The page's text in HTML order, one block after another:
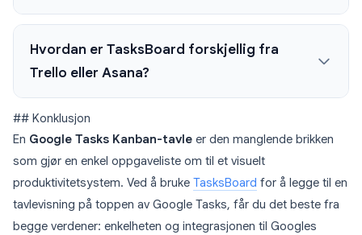
Hvordan er TasksBoard forskjellig fra
Trello eller Asana?
## Konklusjon
En Google Tasks Kanban-tavle er den manglende brikken
som gjør en enkel oppgaveliste om til et visuelt
produktivitetsystem. Ved å bruke TasksBoard for å legge til en
tavlevisning på toppen av Google Tasks, får du det beste fra
begge verdener: enkelheten og integrasjonen til Googles